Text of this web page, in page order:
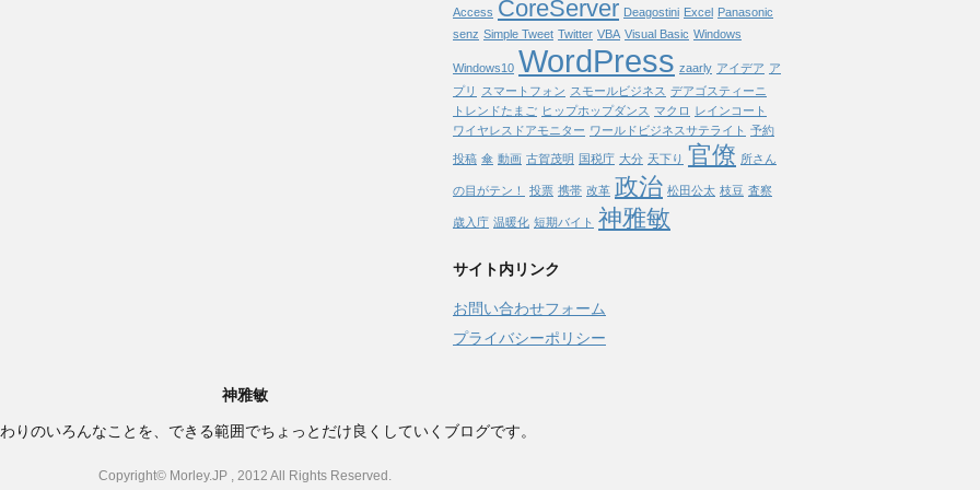
Access CoreServer Deagostini Excel Panasonic
senz Simple Tweet Twitter VBA Visual Basic Windows
Windows10 WordPress zaarly アイデア ア
プリ
スマートフォン スモールビジネス デアゴスティーニ
トレンドたまご ヒップホップダンス マクロ レインコート
ワイヤレスドアモニター ワールドビジネスサテライト 予約
投稿 傘 動画 古賀茂明 国税庁 大分 天下り 官僚 所さん
の目がテン！ 投票 携帯 改革 政治 松田公太 枝豆 査察
歳入庁 温暖化 短期バイト 神雅敏
サイト内リンク
お問い合わせフォーム
プライバシーポリシー
神雅敏
りのいろんなことを、できる範囲でちょっとだけ良くしていくブログです。
Copyright© Morley.JP , 2012 All Rights Reserved.